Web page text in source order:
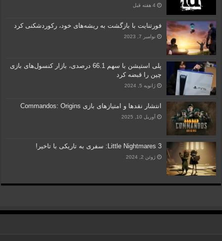
4 هفته قبل
فورتنایت با بازگشت به ریشه‌های خود، رکوردشکنی کرد
نوامبر 7, 2023
پلی استیشن با سهم 66.1 درصدی، بازار کنسول‌های بازی
چین را قبضه کرد
ژانویه 5, 2024
انتشار نقدها و امتیازهای بازی Commandos: Origins
آوریل 10, 2025
Little Nightmares 3: سفری به تاریکی با تاخیر!
ژوئن 2, 2024